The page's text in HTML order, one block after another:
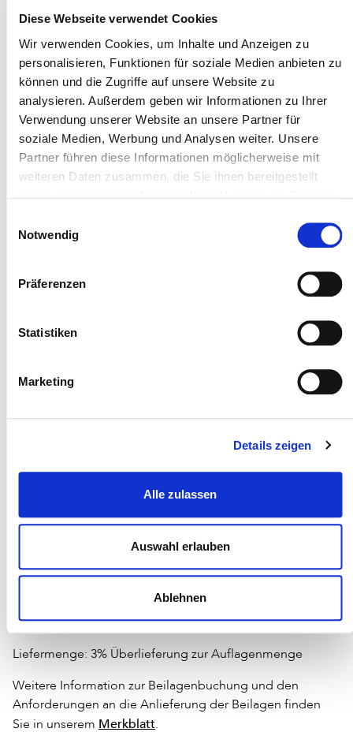
Diese Webseite verwendet Cookies
Wir verwenden Cookies, um Inhalte und Anzeigen zu
personalisieren, Funktionen für soziale Medien anbieten zu
können und die Zugriffe auf unsere Website zu
analysieren. Außerdem geben wir Informationen zu Ihrer
Verwendung unserer Website an unsere Partner für
soziale Medien, Werbung und Analysen weiter. Unsere
Partner führen diese Informationen möglicherweise mit
weiteren Daten zusammen, die Sie ihnen bereitgestellt
Notwendig
Präferenzen
Statistiken
Marketing
Details zeigen
Alle zulassen
Auswahl erlauben
Ablehnen
www.b-u-b.de/agbeinsehen können.
Bitte beachten Sie folgende Hinweise:
- Format: max. 200 x 270 mm (BxH)
- Wir bitten um Angabe der Falzart, der Papiergrammatur
sowie der Materialart
- Die Vorlage eines Musters als PDF-Datei ist bei
- Mehrseitige Beilagen können nur als Kreuz-, Wickel-
oder Mittenfalz verarbeitet werden
- Beilagen können nur unplatziert eingebracht werden
Einflüsse, klebende Farben, Feuchtigkeit etc. nicht ohne
manuelles Eingreifen zu verarbeiten sind, verursachen
- Mängel an den Beilagen durch umgeknickte Ecken,
Auf dem Lieferschein der Sendung an Winkhardt +
Spinder bitten wir um folgende Angaben:
- Anzeigenkunde
- Titel der angelieferten Beilage
- Gesamtmenge der Lieferung
Liefermenge: 3% Überlieferung zur Auflagenmenge
Weitere Information zur Beilagenbuchung und den
Anforderungen an die Anlieferung der Beilagen finden
Sie in unserem Merkblatt